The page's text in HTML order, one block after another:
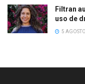
Filtran
uso de
5